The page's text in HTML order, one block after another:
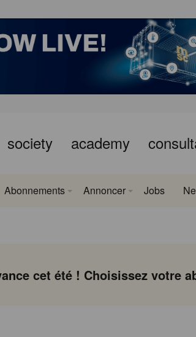
society academy
Abonnements Annoncer Jobs
cet été ! Choisissez votre